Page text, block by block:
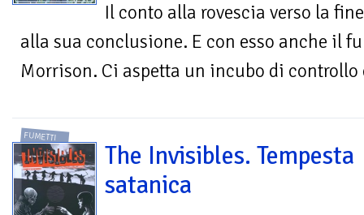
Il conto alla rovescia verso la
alla sua conclusione. E con esso anche il
Morrison. Ci aspetta un incubo di controllo
FUMETTI
The Invisibles. Tempesta
satanica